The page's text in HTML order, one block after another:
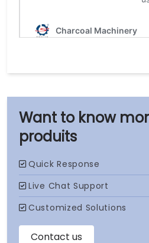
produits